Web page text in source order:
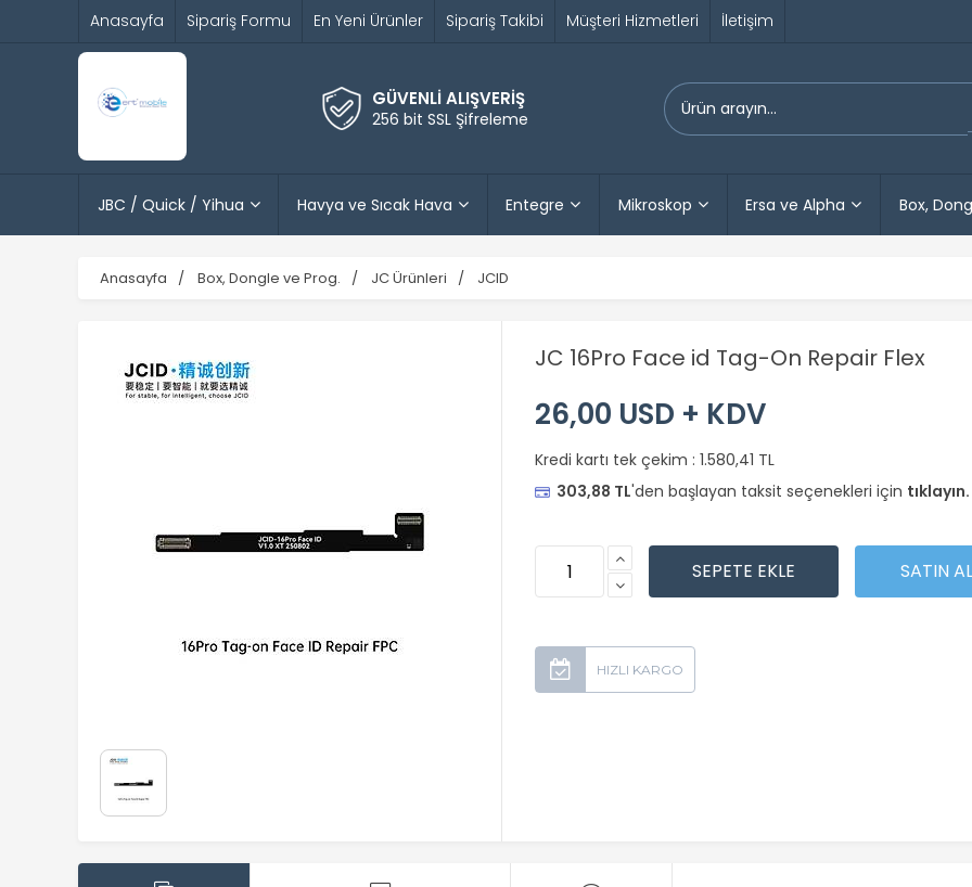
Anasayfa Sipariş Formu En Yeni Ürünler Sipariş Takibi Müşteri Hizmetleri İletişim
GÜVENLİ ALIŞVERİŞ
256 bit SSL Şifreleme
JBC / Quick / Yihua Havya ve Sıcak Hava Entegre Mikroskop Ersa ve Alpha Box,
Anasayfa Box, Dongle ve Prog. JC Ürünleri JCID
JC 16Pro Face id Tag-On Repair Flex
26,00 USD + KDV
Kredi kartı tek çekim : 1.580,41 TL
303,88 TL'den başlayan taksit seçenekleri için tıklayın.